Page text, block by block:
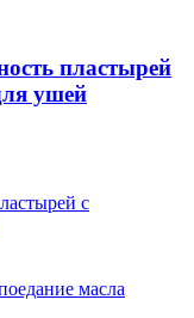
пластырей
ушей
с
масла